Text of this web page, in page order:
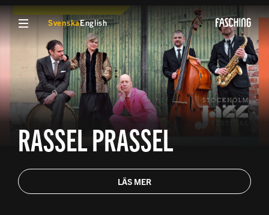
VISA MENY
SvenskaEnglish
RASSEL PRASSEL
LÄS MER